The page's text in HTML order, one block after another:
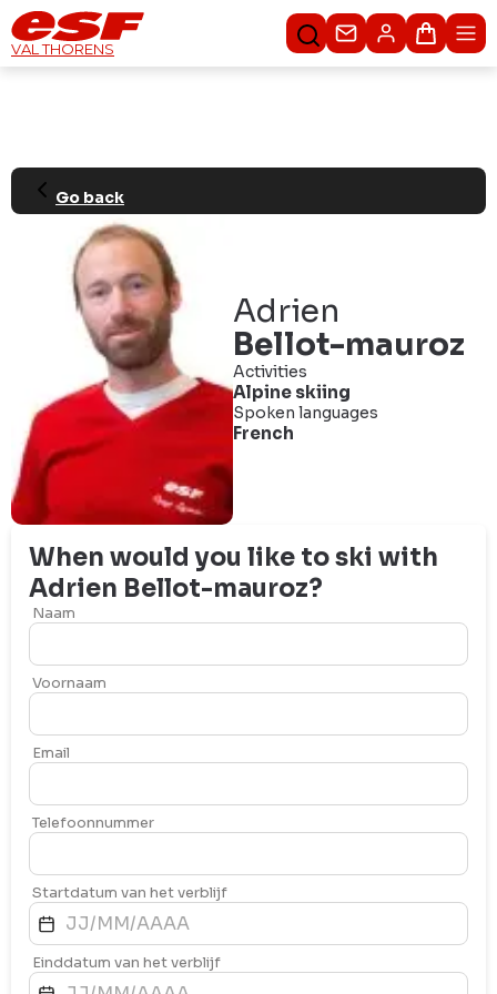
VAL THORENS Contacteer ons
Go back
Adrien
Bellot-mauroz
Activities
Alpine skiing
Spoken languages
French
When would you like to ski with
Adrien Bellot-mauroz?
Naam
Voornaam
Email
Telefoonnummer
Startdatum van het verblijf
Einddatum van het verblijf